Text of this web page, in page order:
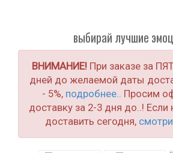
выбирай лучшие
ВНИМАНИЕ! При заказе за
дней до желаемой даты
- 5%, подробнее.. Просим
доставку за 2-3 дня до..!
доставить сегодня,